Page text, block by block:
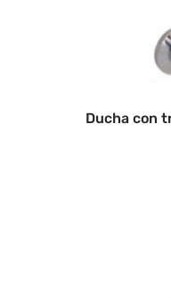
Ducha con